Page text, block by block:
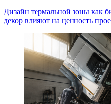
Дизайн термальной зоны как
декор влияют на ценность